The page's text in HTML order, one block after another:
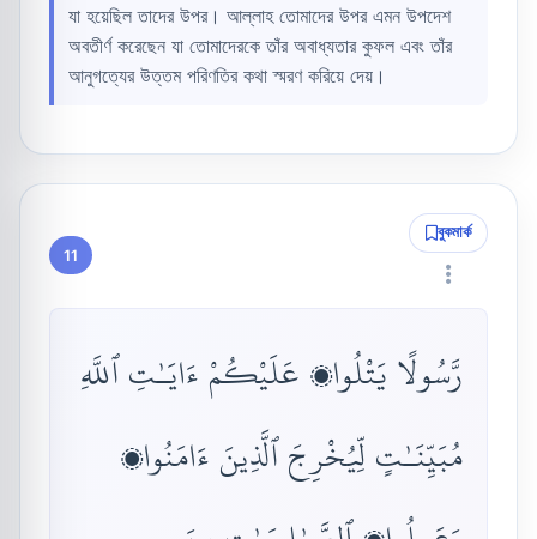
যা হয়েছিল তাদের উপর। আল্লাহ তোমাদের উপর এমন উপদেশ
অবতীর্ণ করেছেন যা তোমাদেরকে তাঁর অবাধ্যতার কুফল এবং তাঁর
আনুগত্যের উত্তম পরিণতির কথা স্মরণ করিয়ে দেয়।
11
বুকমার্ক
رَّسُولًا يَتْلُوا۟ عَلَيْكُمْ ءَايَـٰتِ ٱللَّهِ
مُبَيِّنَـٰتٍ لِّيُخْرِجَ ٱلَّذِينَ ءَامَنُوا۟